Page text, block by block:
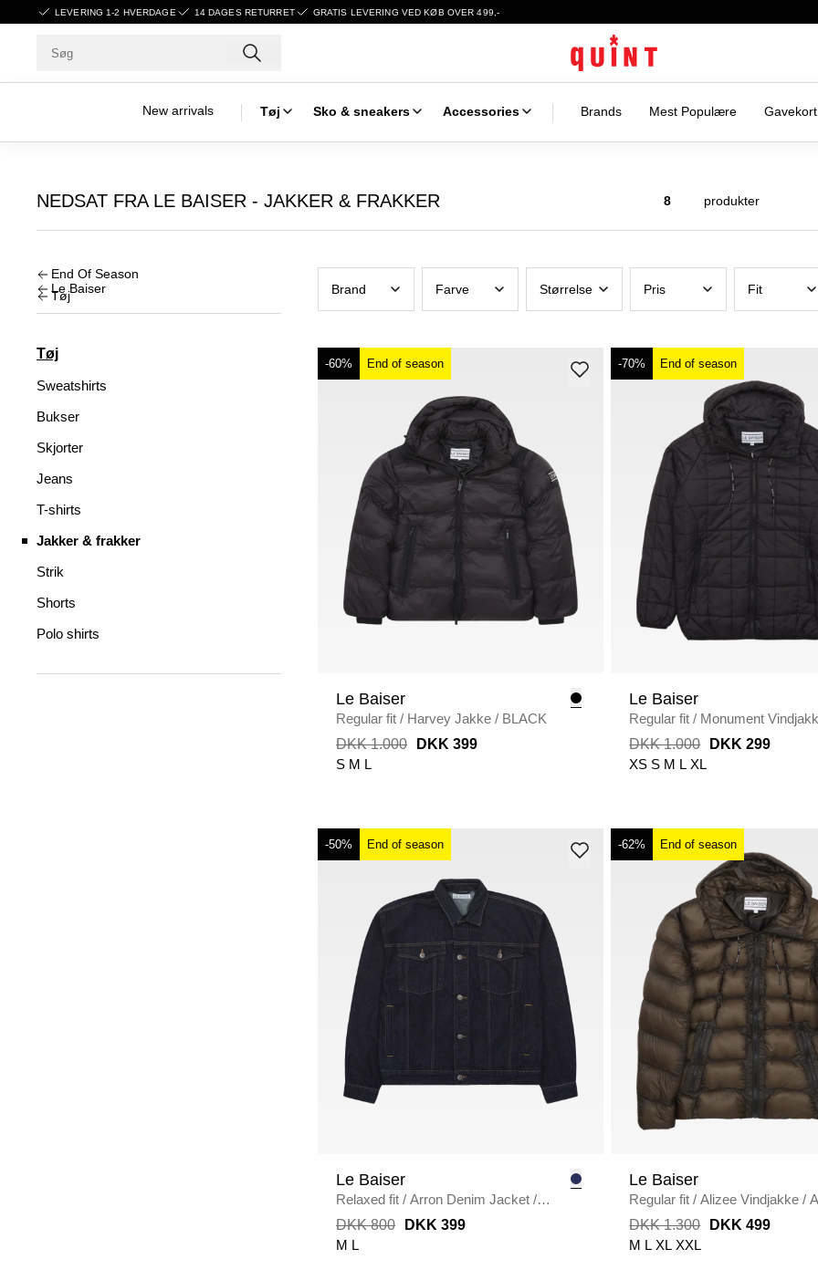
LEVERING 1-2 HVERDAGE 14 DAGES RETURRET GRATIS LEVERING VED KØB OVER 499,-
New arrivals Tøj Sko & sneakers Accessories Brands Mest Populære Gavekort
NEDSAT FRA LE BAISER - JAKKER & FRAKKER 8 produkter
End Of Season
Le Baiser
Tøj
Tøj
Sweatshirts
Bukser
Skjorter
Jeans
T-shirts
Jakker & frakker
Strik
Shorts
Polo shirts
Brand Farve Størrelse Pris Fit
-60% End of season
Le Baiser
Regular fit / Harvey Jakke / BLACK
DKK 1.000
DKK 399
S M L
-70% End of season
Le Baiser
Regular fit / Monument
BLACK
DKK 1.000
DKK 299
XS S M L XL
-50% End of season
Le Baiser
Relaxed fit / Arron Denim Jacket /
MIDNIGHT
DKK 800
DKK 399
M L
-62% End of season
Le Baiser
Regular fit / Alizee Vindjakke /
DKK 1.300
DKK 499
M L XL XXL